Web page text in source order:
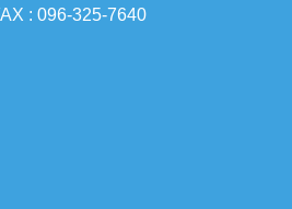
: 096-325-7640